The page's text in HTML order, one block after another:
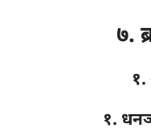
७.
१.
१.